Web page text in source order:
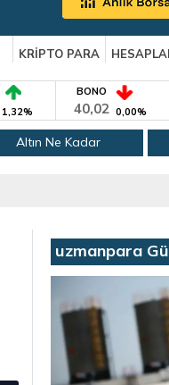
KRİPTO PARA
1,32%
BONO
40,02 0,00%
Altın Ne Kadar
uzmanpara